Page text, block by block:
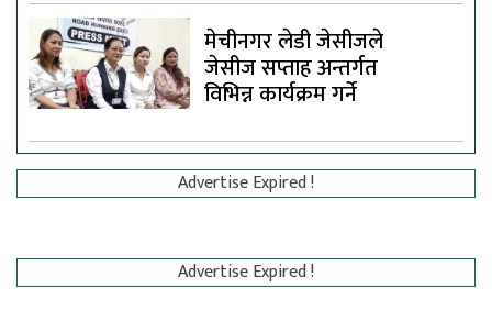
मेचीनगर लेडी जेसीजले
जेसीज सप्ताह अन्तर्गत
विभिन्न कार्यक्रम गर्ने
Advertise Expired !
Advertise Expired !